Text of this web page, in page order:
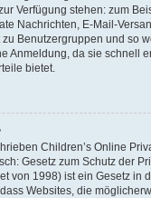
Verfügung stehen: zum
Nachrichten, E-Mail-
zu Benutzergruppen und so
Anmeldung, da sie schnell
bietet.
Children’s Online
Gesetz zum Schutz der
von 1998) ist ein Gesetz in
Websites, die